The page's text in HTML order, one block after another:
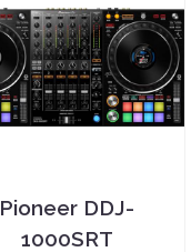
Pioneer DDJ-
1000SRT